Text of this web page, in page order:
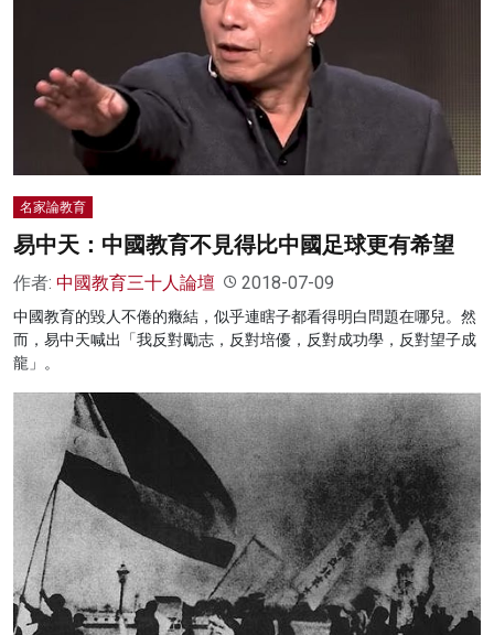
名家論教育
易中天：中國教育不見得比中國足球更有希望
作者: 中國教育三十人論壇 2018-07-09
中國教育的毀人不倦的癥結，似乎連瞎子都看得明白問題在哪兒。然
而，易中天喊出「我反對勵志，反對培優，反對成功學，反對望子成
龍」。